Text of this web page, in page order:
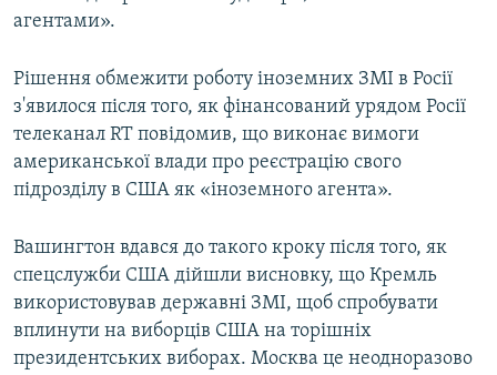
агентами».
Рішення обмежити роботу іноземних ЗМІ в Росії
з'явилося після того, як фінансований урядом Росії
телеканал RT повідомив, що виконає вимоги
американської влади про реєстрацію свого
підрозділу в США як «іноземного агента».
Вашингтон вдався до такого кроку після того, як
спецслужби США дійшли висновку, що Кремль
використовував державні ЗМІ, щоб спробувати
вплинути на виборців США на торішніх
президентських виборах. Москва це неодноразово